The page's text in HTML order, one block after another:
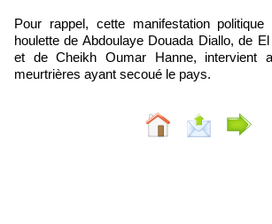
Pour rappel, cette manifestation
houlette de Abdoulaye Douada Diallo, de
et de Cheikh Oumar Hanne, intervient
meurtrières ayant secoué le pays.